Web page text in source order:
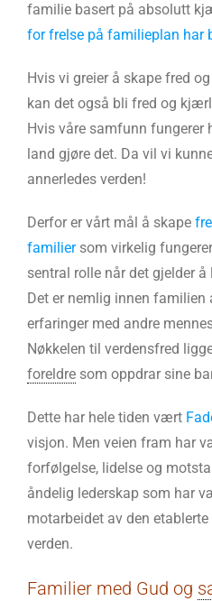
familie basert på absolutt
for frelse på familieplan har
Hvis vi greier å skape fred
kan det også bli fred og
Hvis våre samfunn fungerer
land gjøre det. Da vil vi
annerledes verden!
Derfor er vårt mål å skape
familiersom virkelig
sentral rolle når det gjelder å
Det er nemlig innen familien
erfaringer med andre
Nøkkelen til verdensfred
foreldre som oppdrar sine
Dette har hele tiden vært
visjon. Men veien fram har
forfølgelse, lidelse og
åndelig lederskap som har
motarbeidet av den
verden.
Familier med Gud og